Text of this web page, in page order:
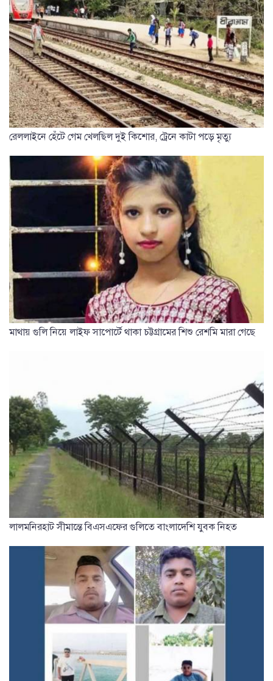
রেললাইনে হেঁটে গেম খেলছিল দুই কিশোর, ট্রেনে কাটা পড়ে মৃত্যু
মাথায় গুলি নিয়ে লাইফ সাপোর্টে থাকা চট্টগ্রামের শিশু রেশমি মারা গেছে
লালমনিরহাট সীমান্তে বিএসএফের গুলিতে বাংলাদেশি যুবক নিহত